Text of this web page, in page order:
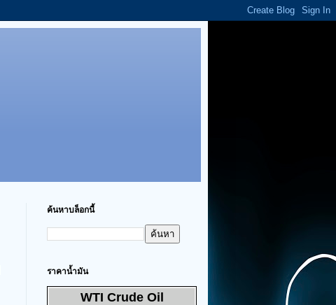
ค้นหาบล็อกนี้
ราคาน้ำมัน
WTI Crude Oil